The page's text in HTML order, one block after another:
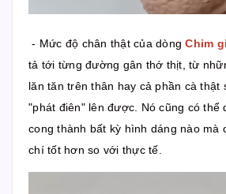
- Mức độ chân thật của dòngChim
tả tới từng đường gân thớ thịt, từ
lăn tăn trên thân hay cả phần cà thật
"phát điên" lên được. Nó cũng có thể
cong thành bất kỳ hình dáng nào mà
chí tốt hơn so với thực tế.